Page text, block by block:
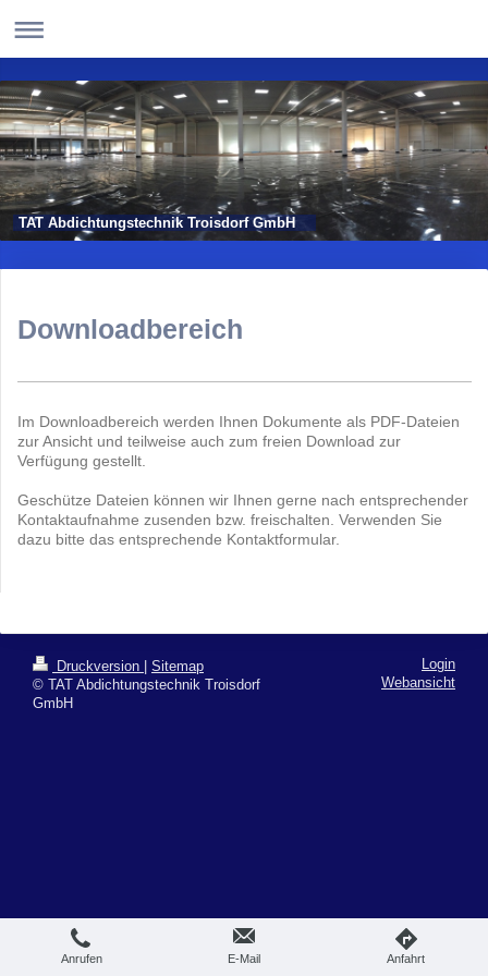
TAT Abdichtungstechnik Troisdorf GmbH
Downloadbereich
Im Downloadbereich werden Ihnen Dokumente als PDF-Dateien
zur Ansicht und teilweise auch zum freien Download zur
Verfügung gestellt.
Geschütze Dateien können wir Ihnen gerne nach entsprechender
Kontaktaufnahme zusenden bzw. freischalten. Verwenden Sie
dazu bitte das entsprechende Kontaktformular.
Druckversion
Sitemap
© TAT Abdichtungstechnik Troisdorf
GmbH
Login
Webansicht
Anrufen E-Mail Anfahrt